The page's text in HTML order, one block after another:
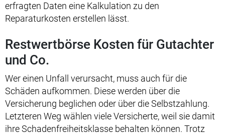
erfragten Daten eine Kalkulation zu den
Reparaturkosten erstellen lässt.
Restwertbörse Kosten für Gutachter
und Co.
Wer einen Unfall verursacht, muss auch für die
Schäden aufkommen. Diese werden über die
Versicherung beglichen oder über die Selbstzahlung.
Letzteren Weg wählen viele Versicherte, weil sie damit
ihre Schadenfreiheitsklasse behalten können. Trotz